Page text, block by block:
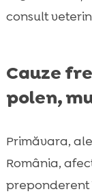
consult
Cauze
polen,
Primăvara,
România,
preponderent